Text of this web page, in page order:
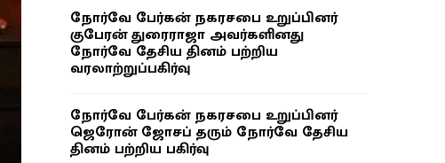
நோர்வே பேர்கன் நகரசபை உறுப்பினர்
குபேரன் துரைராஜா அவர்களினது
நோர்வே தேசிய தினம் பற்றிய
வரலாற்றுப்பகிர்வு
நோர்வே பேர்கன் நகரசபை உறுப்பினர்
ஜெரோன் ஜோசப் தரும் நோர்வே தேசிய
தினம் பற்றிய பகிர்வு